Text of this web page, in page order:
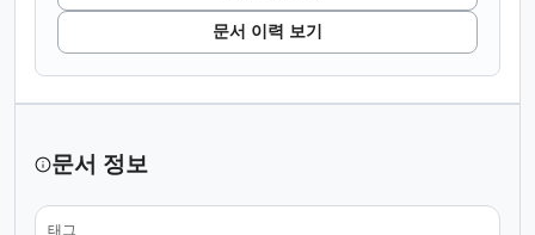
문서 이력 보기
문서 정보
태그